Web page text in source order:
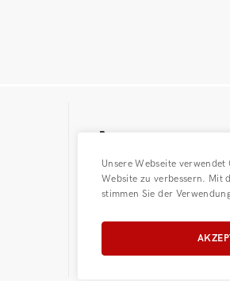
Unsere Webseite
Website zu verbessern. Mit
stimmen Sie der
Newsletter